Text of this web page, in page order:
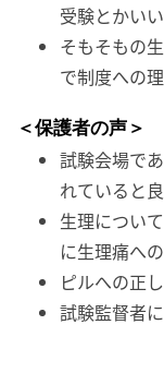
受験とかい
そもそもの
で制度への
＜保護者の声＞
試験会場で
れていると
生理につい
に生理痛へ
ピルへの正
試験監督者